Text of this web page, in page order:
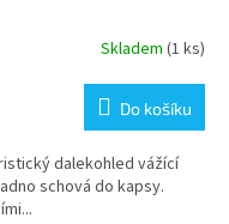
Skladem (1 ks)
Do košíku
dalekohled vážící
schová do kapsy.